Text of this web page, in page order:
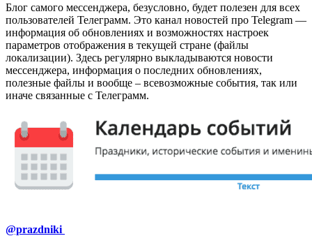
Блог самого мессенджера, безусловно, будет полезен для всех
пользователей Телеграмм. Это канал новостей про Telegram —
информация об обновлениях и возможностях настроек
параметров отображения в текущей стране (файлы
локализации). Здесь регулярно выкладываются новости
мессенджера, информация о последних обновлениях,
полезные файлы и вообще – всевозможные события, так или
иначе связанные с Телеграмм.
@prazdniki